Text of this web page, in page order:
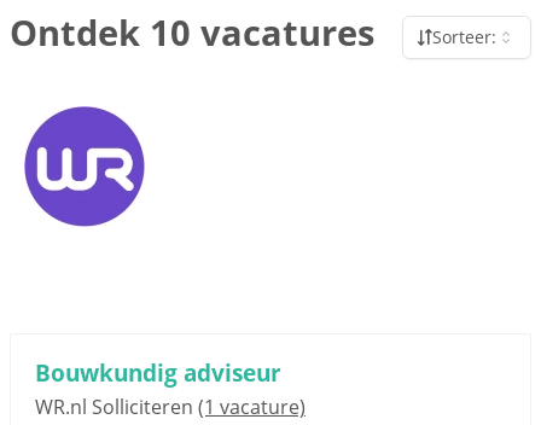
Ontdek 10 vacatures Sorteer:
Bouwkundig adviseur
WR.nl Solliciteren (1 vacature)